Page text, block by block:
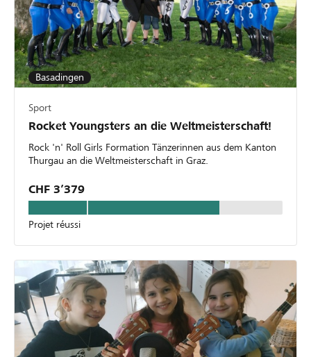
Basadingen
Sport
Rocket Youngsters an die Weltmeisterschaft!
Rock 'n' Roll Girls Formation Tänzerinnen aus dem Kanton
Thurgau an die Weltmeisterschaft in Graz.
CHF 3’379
Projet réussi